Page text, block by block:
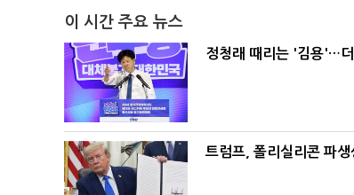
이 시간 주요 뉴스
정청래 때리는 '김용'…
트럼프, 폴리실리콘 파